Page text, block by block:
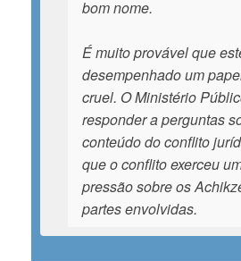
bom nome.
É muito provável que
desempenhado um
cruel. O Ministério
responder a perguntas
conteúdo do conflito
que o conflito exerceu
pressão sobre os
partes envolvidas.